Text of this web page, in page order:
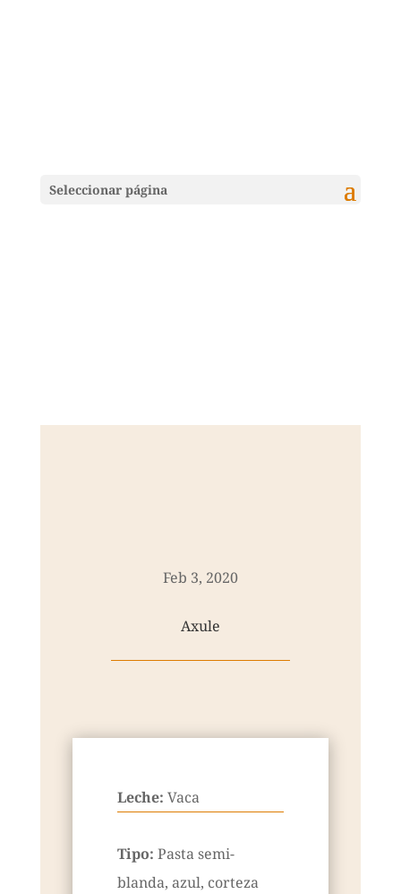
Seleccionar página
Feb 3, 2020
Axule
Leche: Vaca
Tipo: Pasta semi-
blanda, azul, corteza